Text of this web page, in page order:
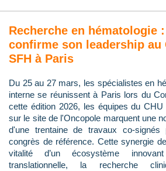
Recherche en hématologie
confirme son leadership au
SFH à Paris
Du 25 au 27 mars, les spécialistes en
interne se réunissent à Paris lors du
cette édition 2026, les équipes du CHU
sur le site de l'Oncopole marquent une
d'une trentaine de travaux co-
congrès de référence. Cette synergie
vitalité d’un écosystème
translationnelle, la recherche